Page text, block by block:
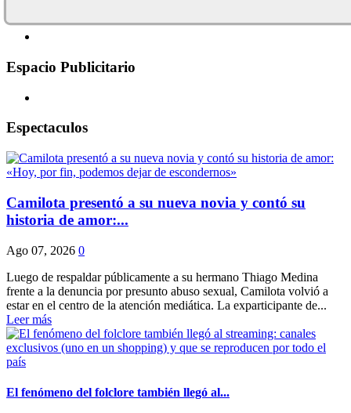
Espacio Publicitario
Espectaculos
Camilota presentó a su nueva novia y contó su
historia de amor:...
Ago 07, 2026 0
Luego de respaldar públicamente a su hermano Thiago Medina
frente a la denuncia por presunto abuso sexual, Camilota volvió a
estar en el centro de la atención mediática. La exparticipante de...
Leer más
El fenómeno del folclore también llegó al...